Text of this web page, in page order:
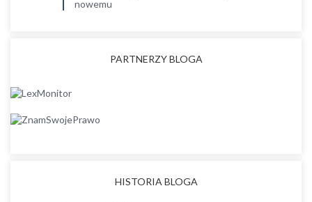
nowemu
PARTNERZY BLOGA
HISTORIA BLOGA